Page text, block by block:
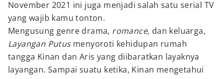
November 2021 ini juga menjadi salah satu serial TV
yang wajib kamu tonton.
Mengusung genre drama, romance, dan keluarga,
Layangan Putus menyoroti kehidupan rumah
tangga Kinan dan Aris yang diibaratkan layaknya
layangan. Sampai suatu ketika, Kinan mengetahui